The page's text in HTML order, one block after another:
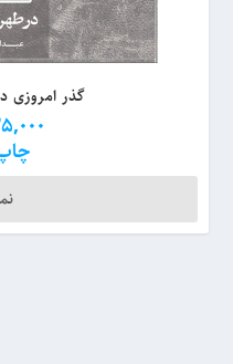
گذر امروزی